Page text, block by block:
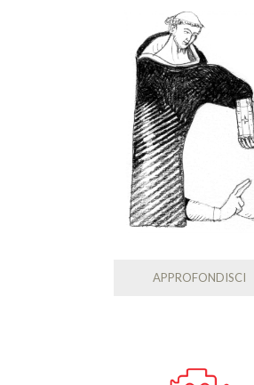
APPROFONDISCI